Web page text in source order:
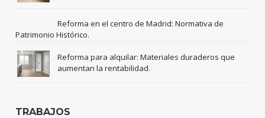
Reforma en el centro de Madrid: Normativa de
Patrimonio Histórico.
Reforma para alquilar: Materiales duraderos que
aumentan la rentabilidad.
TRABAJOS